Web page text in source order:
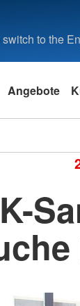
to the
Angebote